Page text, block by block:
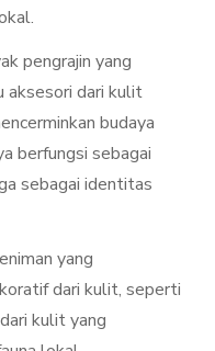
pengrajin yang
aksesori dari kulit
budaya
berfungsi sebagai
sebagai identitas
yang
dari kulit, seperti
kulit yang